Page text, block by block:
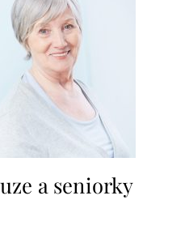
a seniorky